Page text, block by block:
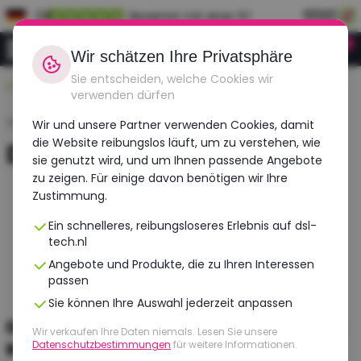
DE Bewertet mit einer 9.1
Anmeldung
Langlebig, erschwinglich, überholt
Startseite›Laptops›Dell
Dell XPS 15 laptop
DELL Precision 5570 | Intel Core i7 | NVIDIA
RTX A2000
Wir schätzen Ihre Privatsphäre
Sie entscheiden, welche Cookies wir
verwenden dürfen
Wir und unsere Partner verwenden Cookies, damit
die Website reibungslos läuft, um zu verstehen, wie
sie genutzt wird, und um Ihnen passende Angebote
zu zeigen. Für einige davon benötigen wir Ihre
Zustimmung.
Ein schnelleres, reibungsloseres Erlebnis auf dsl-
tech.nl
Angebote und Produkte, die zu Ihren Interessen
passen
Sie können Ihre Auswahl jederzeit anpassen
Wir verkaufen Ihre Daten niemals. Lesen Sie unsere
Datenschutzbestimmungen für weitere Informationen.